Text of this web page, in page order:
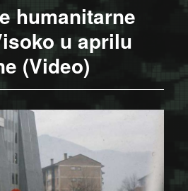
humanitarne
u aprilu
(Video)